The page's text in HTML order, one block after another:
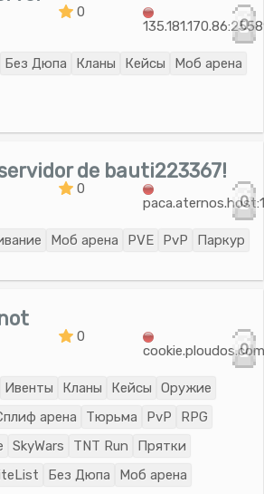
0
0
Без Дюпа Кланы Кейсы
Моб арена
de bauti223367!
0
0
Моб арена PVE PvP Паркур
0
0
Ивенты Кланы Кейсы
Оружие
арена Тюрьма PvP
RPG
SkyWars TNT Run
Прятки
Без Дюпа Моб арена